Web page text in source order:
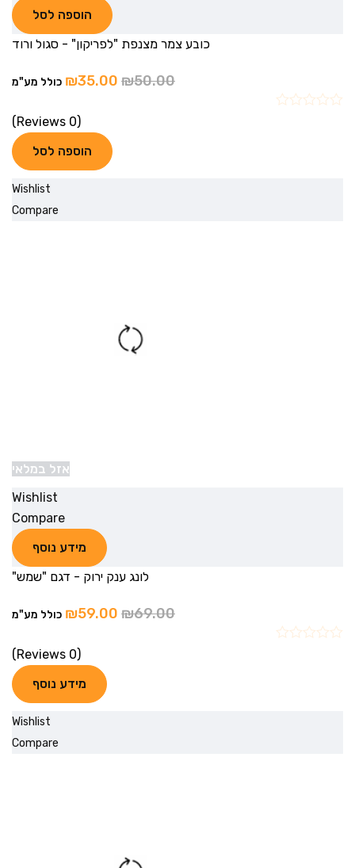
הוספה לסל
כובע צמר מצנפת "לפריקון" - סגול ורוד
₪50.00
₪35.00 כולל מע"מ
(0 Reviews)
הוספה לסל
Wishlist
Compare
אזל במלאי
Wishlist
Compare
מידע נוסף
לונג ענק ירוק - דגם "שמש"
₪69.00
₪59.00 כולל מע"מ
(0 Reviews)
מידע נוסף
Wishlist
Compare